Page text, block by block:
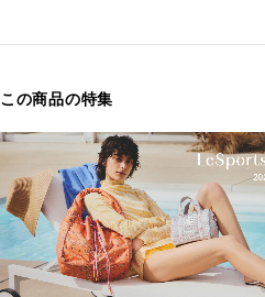
この商品の特集